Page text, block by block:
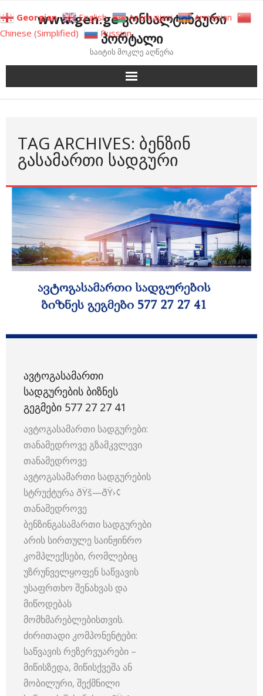
to
content
www.gen.ge კონსალტინგური
პორტალი
საიტის მოკლე აღწერა
TAG ARCHIVES: ᲑᲔᲜᲖᲘᲜ
ᲒᲐᲡᲐᲛᲐᲠᲗᲘ ᲡᲐᲓᲒᲣᲠᲘ
ᲐᲕᲢᲝᲒᲐᲡᲐᲛᲐᲠᲗᲘ
ᲡᲐᲓᲒᲣᲠᲔᲑᲘᲡ ᲑᲘᲖᲜᲔᲡ
ᲒᲔᲒᲛᲔᲑᲘ 577 27 27 41
ავტოგასამართი სადგურები:
თანამედროვე გზამკვლევი
თანამედროვე
ავტოგასამართი სადგურების
სტრუქტურა ðŸš—ðŸ›¢
თანამედროვე
ბენზინგასამართი სადგურები
არის სირთულე საინჟინრო
კომპლექსები, რომლებიც
უზრუნველყოფენ საწვავის
უსაფრთხო შენახვას და
მიწოდებას
მომხმარებლებისთვის.
ძირითადი კომპონენტები:
საწვავის რეზერვუარები –
მიწისზედა, მიწისქვეშა ან
მობილური, შექმნილი
Georgian English Azerbaijani
Armenian
Chinese (Simplified)
Russian